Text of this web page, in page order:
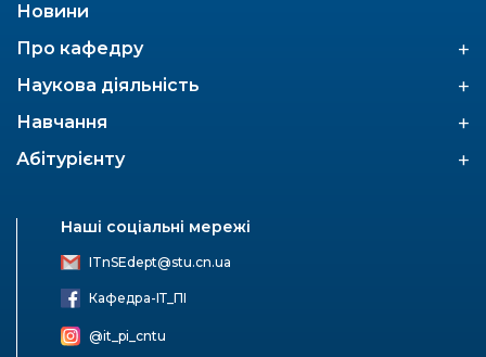
Новини
Про кафедру
+
Наукова діяльність +
Навчання +
Абітурієнту +
Наші соціальні мережі
ITnSEdept@stu.cn.ua
Кафедра-ІТ_ПІ
@it_pi_cntu